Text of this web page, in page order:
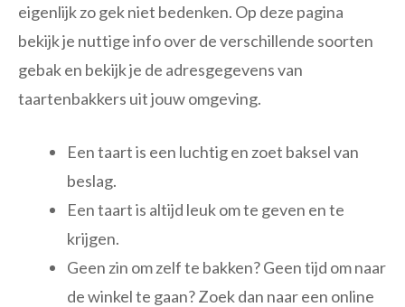
eigenlijk zo gek niet bedenken. Op deze pagina
bekijk je nuttige info over de verschillende soorten
gebak en bekijk je de adresgegevens van
taartenbakkers uit jouw omgeving.
Een taart is een luchtig en zoet baksel van
beslag.
Een taart is altijd leuk om te geven en te
krijgen.
Geen zin om zelf te bakken? Geen tijd om naar
de winkel te gaan? Zoek dan naar een online